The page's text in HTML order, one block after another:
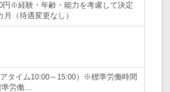
円※経験・年齢・能力を考慮して決定
（待遇変更なし）
タイム10:00～15:00）※標準労働時間
労働…